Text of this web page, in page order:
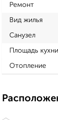
Ремонт
Вид жилья
Санузел
Площадь кухни
Отопление